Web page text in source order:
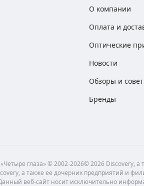
О компании
Оплата и
Оптические
Новости
Обзоры и
Бренды
глаза» © 2002-2026© 2026 Discovery, а
а также ее дочерних предприятий и
веб-сайт носит исключительно